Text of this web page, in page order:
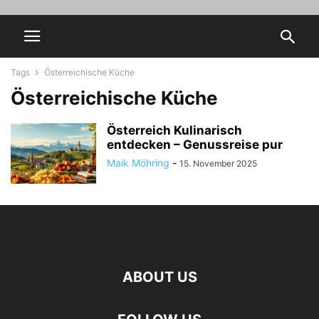
Tags Österreichische Küche
Österreichische Küche
Österreich Kulinarisch
entdecken – Genussreise pur
Maik Möhring - 15. November 2025
ABOUT US